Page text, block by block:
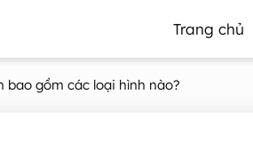
Trang chủ
bao gồm các loại hình nào?